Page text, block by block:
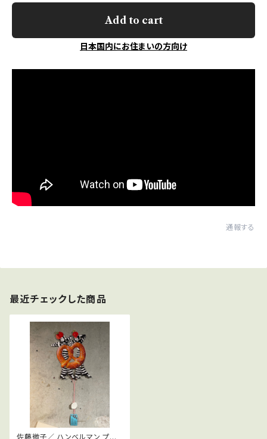
Add to cart
日本国内にお住まいの方向け
通報する
最近チェックした商品
佐藤微子／ ハンベルマン プレッ